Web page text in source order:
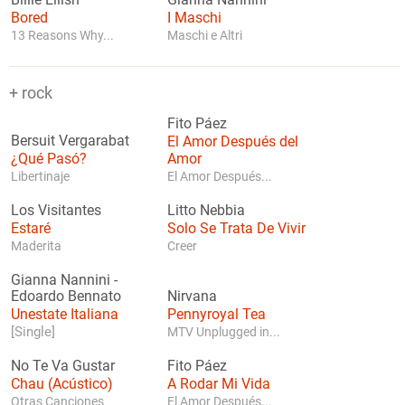
Bored
13 Reasons Why...
I Maschi
Maschi e Altri
+ rock
Bersuit Vergarabat
¿Qué Pasó?
Libertinaje
Fito Páez
El Amor Después del
Amor
El Amor Después...
Los Visitantes
Estaré
Maderita
Litto Nebbia
Solo Se Trata De Vivir
Creer
Gianna Nannini -
Edoardo Bennato
Unestate Italiana
[Single]
Nirvana
Pennyroyal Tea
MTV Unplugged in...
No Te Va Gustar
Chau (Acústico)
Otras Canciones
Fito Páez
A Rodar Mi Vida
El Amor Después...